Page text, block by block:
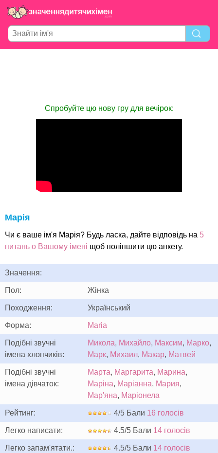
Спробуйте цю нову гру для вечірок:
Марія
Чи є ваше ім'я Марія? Будь ласка, дайте відповідь на 5
питань о Вашому імені щоб поліпшити цю анкету.
Значення:
Пол: Жінка
Походження: Український
Форма: Maria
Подібні звучні
імена хлопчиків:
Микола, Михайло, Максим, Марко,
Марк, Михаил, Макар, Матвей
Подібні звучні
імена дівчаток:
Марта, Маргарита, Марина,
Маріна, Маріанна, Мария,
Мар'яна, Маріонела
Рейтинг: 4/5 Бали 16 голосів
Легко написати: 4.5/5 Бали 14 голосів
Легко запам'ятати.: 4.5/5 Бали 14 голосів